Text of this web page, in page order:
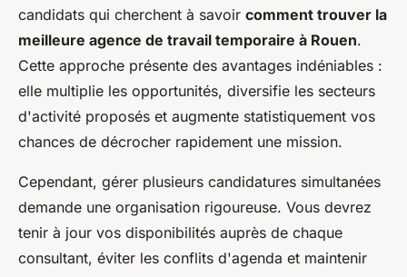
candidats qui cherchent à savoir comment trouver la
meilleure agence de travail temporaire à Rouen.
Cette approche présente des avantages indéniables :
elle multiplie les opportunités, diversifie les secteurs
d'activité proposés et augmente statistiquement vos
chances de décrocher rapidement une mission.
Cependant, gérer plusieurs candidatures simultanées
demande une organisation rigoureuse. Vous devrez
tenir à jour vos disponibilités auprès de chaque
consultant, éviter les conflits d'agenda et maintenir